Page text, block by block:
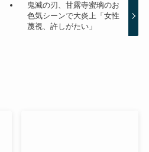
鬼滅の刃、甘露寺蜜璃のお
色気シーンで大炎上「女性
蔑視、許しがたい」